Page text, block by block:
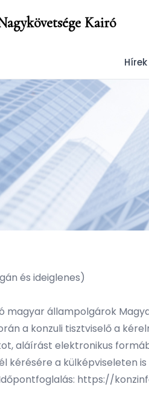
Kairó
Hírek
és ideiglenes)
magyar állampolgárok
a konzuli tisztviselő a
aláírást elektronikus
kérésére a külképviseleten
https://